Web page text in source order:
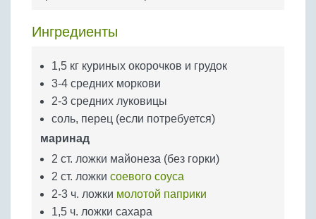
Яйца
Ингредиенты
1,5 кг куриных окорочков и грудок
3-4 средних моркови
2-3 средних луковицы
соль, перец (если потребуется)
маринад
2 ст. ложки майонеза (без горки)
2 ст. ложки соевого соуса
2-3 ч. ложки молотой паприки
1,5 ч. ложки сахара